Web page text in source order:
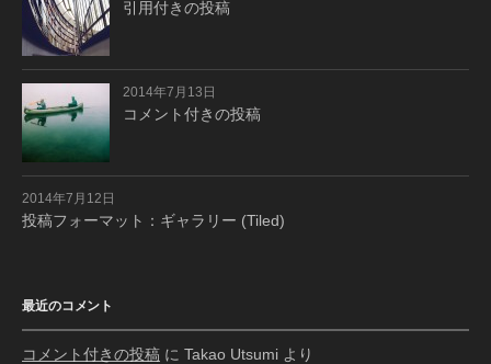
引用付きの投稿
2014年7月13日
コメント付きの投稿
2014年7月12日
投稿フォーマット：ギャラリー (Tiled)
最近のコメント
コメント付きの投稿 に Takao Utsumi より